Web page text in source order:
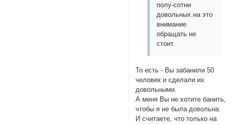
полу-сотни
довольных.на это
внимание
обращать не
стоит.
То есть - Вы забанили 50
человек и сделали их
довольными.
А меня Вы не хотите банить,
чтобы я не была довольна.
И считаете, что только на